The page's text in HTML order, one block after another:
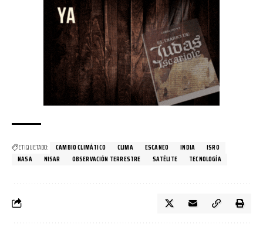
ETIQUETADO: CAMBIO CLIMÁTICO CLIMA ESCANEO INDIA
ISRO
NASA
NISAR OBSERVACIÓN TERRESTRE SATÉLITE TECNOLOGÍA